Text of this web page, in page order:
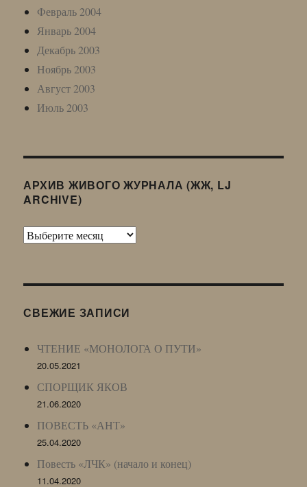
Февраль 2004
Январь 2004
Декабрь 2003
Ноябрь 2003
Август 2003
Июль 2003
АРХИВ ЖИВОГО ЖУРНАЛА (ЖЖ, LJ
ARCHIVE)
Архив
LJ
СВЕЖИЕ ЗАПИСИ
ЧТЕНИЕ «МОНОЛОГА О ПУТИ»
20.05.2021
СПОРЩИК ЯКОВ
21.06.2020
ПОВЕСТЬ «АНТ»
25.04.2020
Повесть «ЛЧК» (начало и конец)
11.04.2020